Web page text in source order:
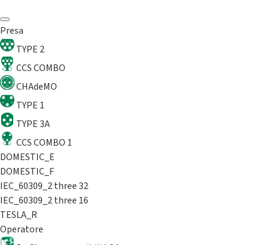
Presa
TYPE 2
CCS COMBO
CHAdeMO
TYPE 1
TYPE 3A
CCS COMBO 1
DOMESTIC_E
DOMESTIC_F
IEC_60309_2 three 32
IEC_60309_2 three 16
TESLA_R
Operatore